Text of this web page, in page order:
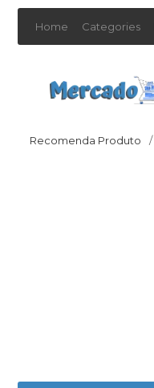
Home Categories
Recomenda Produto /